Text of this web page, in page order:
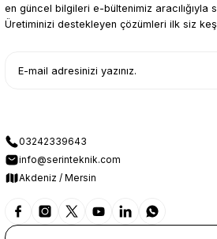
en güncel bilgileri e-bültenimiz aracılığıyla
Üretiminizi destekleyen çözümleri ilk siz
03242339643
info@serinteknik.com
Akdeniz / Mersin